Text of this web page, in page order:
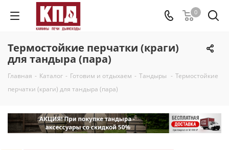
0
Термостойкие перчатки (краги)
для тандыра (пара)
Главная - Каталог - Готовим и отдыхаем - Тандыры - Термостойкие
перчатки (краги) для тандыра (пара)